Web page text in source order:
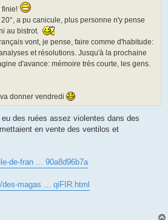
finie!
a pu canicule, plus personne n'y pense
au bistrot.
vont, je pense, faire comme d'habitude:
et résolutions. Jusqu'à la prochaine
d'avance: mémoire très courte, les gens.
donner vendredi
des ruées assez violentes dans des
en vente des ventilos et
de-fran ... 90a8d96b7a
magas ... qiFIR.html